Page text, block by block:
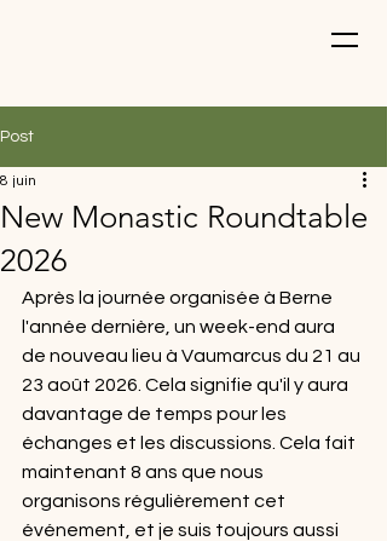
Post
New Monastic Roundtable
2026
8 juin
Après la journée organisée à Berne
l'année dernière, un week-end aura
de nouveau lieu à Vaumarcus du 21 au
23 août 2026. Cela signifie qu'il y aura
davantage de temps pour les
échanges et les discussions. Cela fait
maintenant 8 ans que nous
organisons régulièrement cet
événement, et je suis toujours aussi